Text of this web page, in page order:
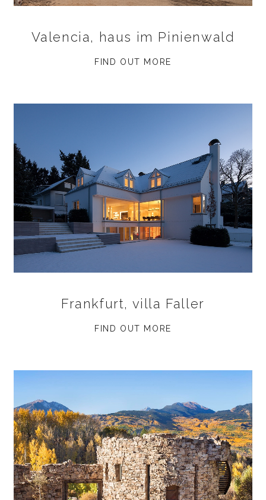
Valencia, haus im Pinienwald
FIND OUT MORE
Frankfurt, villa Faller
FIND OUT MORE